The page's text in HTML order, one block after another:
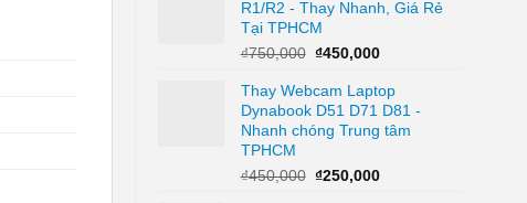
₫450,000.là:
R1/R2 - Thay Nhanh, Giá Rẻ
Tại TPHCM
₫750,000 Giá
là:
₫750,000.
₫450,000Giá
tại
là:
₫450,000.
Thay Webcam Laptop
Dynabook D51 D71 D81 -
Nhanh chóng Trung tâm
TPHCM
₫450,000 Giá
₫250,000Giá